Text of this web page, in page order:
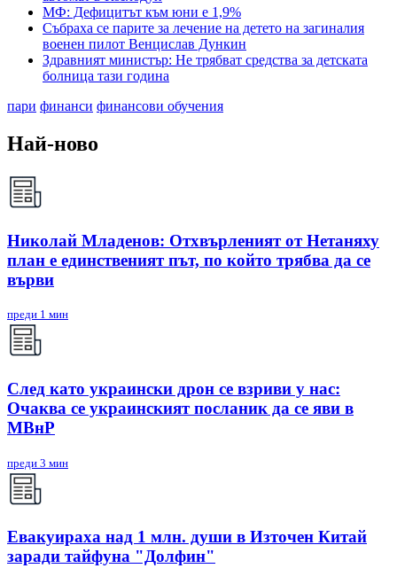
МФ: Дефицитът към юни е 1,9%
Събраха се парите за лечение на детето на загиналия
военен пилот Венцислав Дункин
Здравният министър: Не трябват средства за детската
болница тази година
пари финанси финансови обучения
Най-ново
Николай Младенов: Отхвърленият от Нетаняху
план е единственият път, по който трябва да се
върви
преди 1 мин
След като украински дрон се взриви у нас:
Очаква се украинският посланик да се яви в
МВнР
преди 3 мин
Евакуираха над 1 млн. души в Източен Китай
заради тайфуна "Долфин"